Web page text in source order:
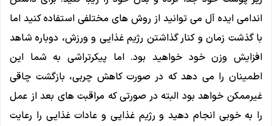
اندامی ایده آل می توانید از روش های مختلفی استفاده کنید اما
با گذشت زمان و کنار گذاشتن رژیم غذایی و ورزش، دوباره شاهد
افزایش وزن خود خواهید بود. اما پیکرتراشی به شما این
اطمینان را می دهد که در صورت کاهش چربی، بازگشت چاقی
غیرممکن خواهد بود البته در صورتی که مراقبت های بعد از عمل
را به خوبی انجام دهید و رژیم غذایی و عادات غذایی را رعایت